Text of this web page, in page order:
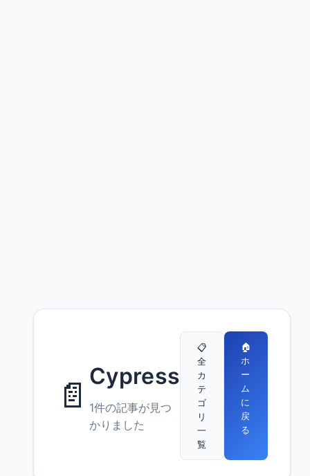
📄 Cypress
1件の記事が見つ
かりました
📋
全
カ
テ
ゴ
リ
一
覧
🏠
ホ
ー
ム
に
戻
る